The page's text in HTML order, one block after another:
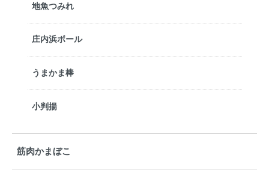
地魚つみれ
庄内浜ボール
うまかま棒
小判揚
筋肉かまぼこ